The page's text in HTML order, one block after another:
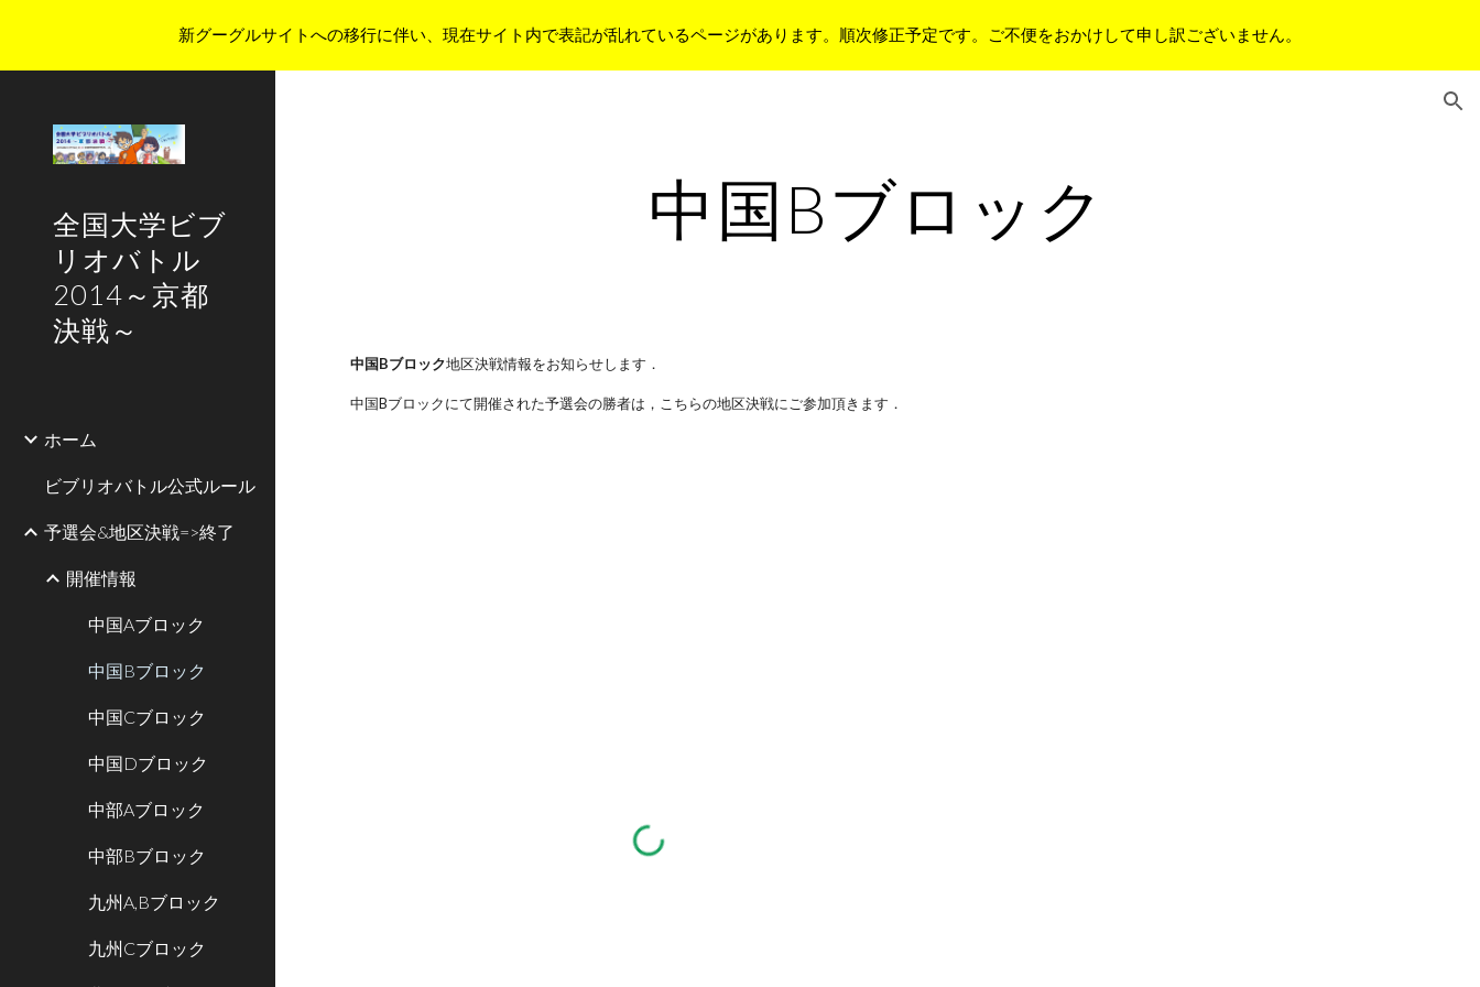
Skip to main content Skip to navigation
新グーグルサイトへの移行に伴い、現在サイト内で表記が乱れているページがあります。順次修正予定です。ご不便をおかけして申し訳ございません。
全国大学ビブ
リオバトル
2014～京都
決戦～
ホーム
ビブリオバトル公式ルール
予選会&地区決戦=>終了
開催情報
中国Aブロック
中国Bブロック
中国Cブロック
中国Dブロック
中部Aブロック
中部Bブロック
九州A,Bブロック
九州Cブロック
中国Bブロック
中国Bブロック地区決戦情報をお知らせします．
中国Bブロックにて開催された予選会の勝者は，こちらの地区決戦にご参加頂きます．